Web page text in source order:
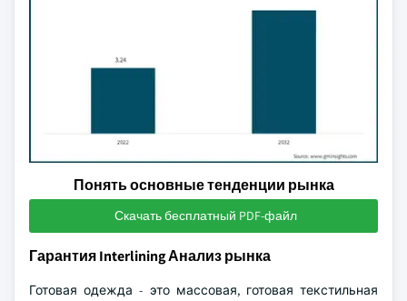
Понять основные тенденции рынка
Скачать бесплатный PDF-файл
Гарантия Interlining Анализ рынка
Готовая одежда - это массовая, готовая текстильная